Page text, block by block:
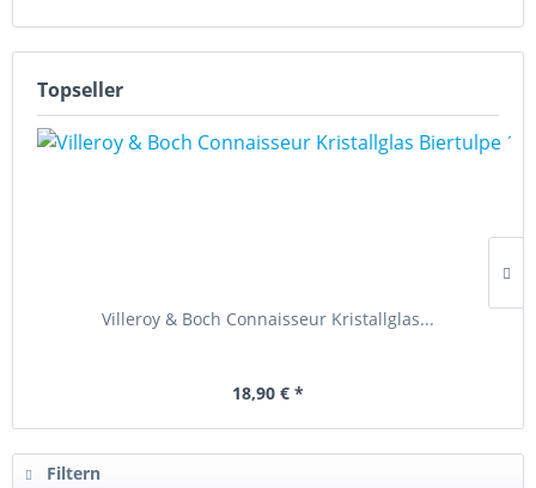
Topseller
Villeroy & Boch Connaisseur Kristallglas...
18,90 € *
Filtern